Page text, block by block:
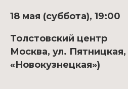
18 мая (суббота), 19:00
Толстовский центр
Москва, ул. Пятницкая,
«Новокузнецкая»)